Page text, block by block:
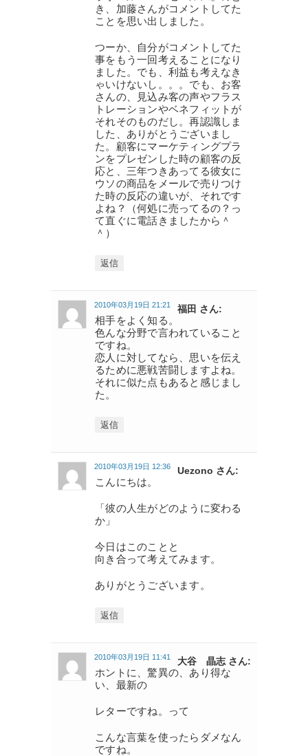
き、加藤さんがコメントしてた
ことを思い出しました。
つーか、自分がコメントしてた
事をもう一回考えることになり
ました。でも、利益も考えなき
ゃいけないし。。。でも、お客
さんの、見込み客の声やフラス
トレーションやベネフィットが
それそのものだし。再認識しま
した、ありがとうございまし
た。顧客にマーケティングプラ
ンをプレゼンした時の顧客の反
応と、三年つきあってる彼女に
ウソの商品をメールで売りつけ
た時の反応の違いが、それです
よね？（何処に売ってるの？っ
て直ぐに電話きましたから＾
＾）
返信
福田 さん:
2010年03月19日 21:21
相手をよく知る。
色んな分野で言われていること
ですね。
恋人に対してなら、思いを伝え
るために悪戦苦闘しますよね。
それに似た点もあると感じまし
た。
返信
Uezono さん:
2010年03月19日 12:36
こんにちは。
「彼の人生がどのように変わる
か」
今日はこのことと
向き合って考えてみます。
ありがとうございます。
返信
大谷 晶志 さん:
2010年03月19日 11:41
ホントに、驚異の、あり得な
い、最新の
レターですね。って
こんな言葉を使ったらダメなん
ですね。